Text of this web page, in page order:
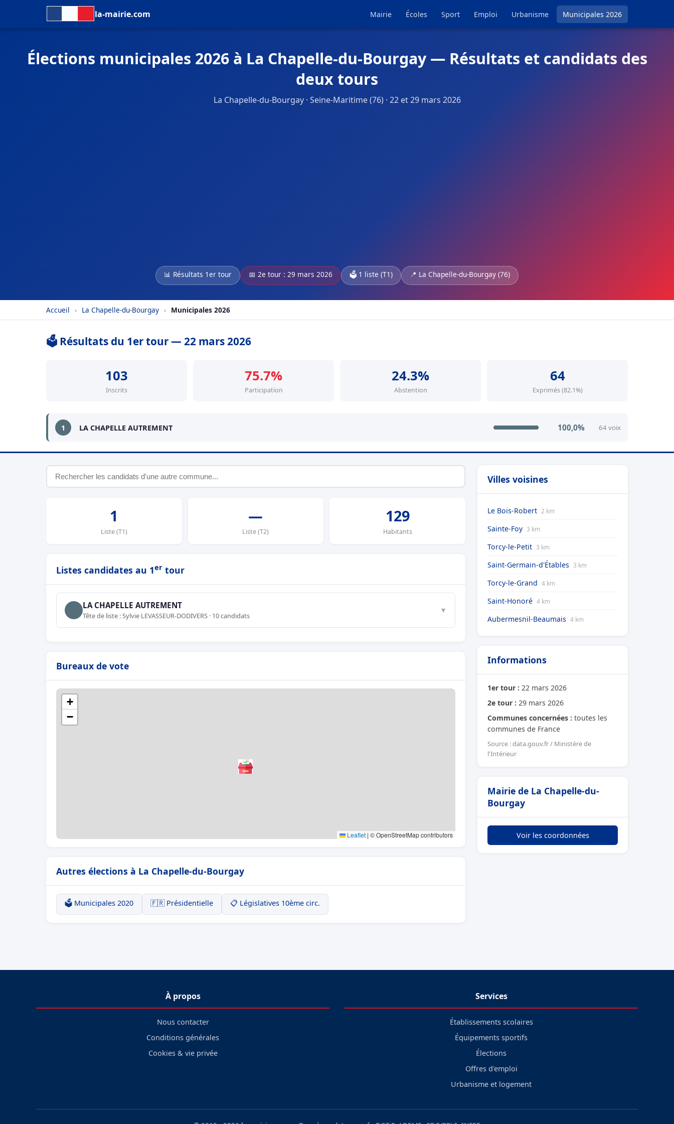
la-mairie.com Mairie Écoles Sport Emploi Urbanisme Municipales 2026
Élections municipales 2026 à La Chapelle-du-Bourgay — Résultats et candidats des
deux tours
La Chapelle-du-Bourgay · Seine-Maritime (76) · 22 et 29 mars 2026
📊 Résultats 1er tour 📅 2e tour : 29 mars 2026 🗳️ 1 liste (T1) 📍 La Chapelle-du-Bourgay (76)
Accueil › La Chapelle-du-Bourgay › Municipales 2026
🗳️ Résultats du 1er tour — 22 mars 2026
103
Inscrits
75.7%
Participation
24.3%
Abstention
64
Exprimés (82.1%)
1 LA CHAPELLE AUTREMENT 100,0% 64 voix
1
Liste (T1)
—
Liste (T2)
129
Habitants
Listes candidates au 1er tour
LA CHAPELLE AUTREMENT
Tête de liste : Sylvie LEVASSEUR-DODIVERS · 10 candidats
▼
Bureaux de vote
+
−
Leaflet | © OpenStreetMap contributors
Autres élections à La Chapelle-du-Bourgay
🗳️ Municipales 2020 🇫🇷 Présidentielle 📋 Législatives 10ème circ.
Villes voisines
Le Bois-Robert 2 km
Sainte-Foy 3 km
Torcy-le-Petit 3 km
Saint-Germain-d'Étables 3 km
Torcy-le-Grand 4 km
Saint-Honoré 4 km
Aubermesnil-Beaumais 4 km
Informations
1er tour : 22 mars 2026
2e tour : 29 mars 2026
Communes concernées : toutes les
communes de France
Source : data.gouv.fr / Ministère de
l'Intérieur
Mairie de La Chapelle-du-
Bourgay
Voir les coordonnées
À propos
Nous contacter
Conditions générales
Cookies & vie privée
Services
Établissements scolaires
Équipements sportifs
Élections
Offres d'emploi
Urbanisme et logement